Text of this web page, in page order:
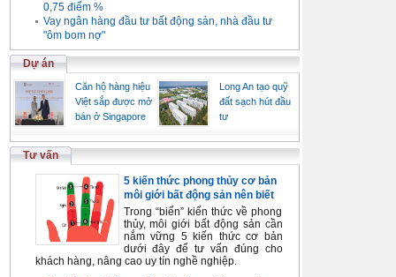
0,75 điểm %
Vay ngân hàng đầu tư bất động sản, nhà đầu tư
"ôm bom nợ"
Dự án
Căn hộ hàng hiệu
Việt sắp được mở
bán ở Singapore
Long An tạo quỹ
đất sạch hút đầu
tư
Tư vấn
5 kiến thức phong thủy cơ bản
môi giới bất động sản nên biết
Trong “biển” kiến thức về phong
thủy, môi giới bất động sản cần
nắm vững 5 kiến thức cơ bản
dưới đây để tư vấn đúng cho
khách hàng, nâng cao uy tín nghề nghiệp.